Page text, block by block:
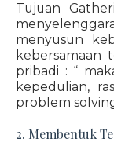
Tujuan
menyusun
kebersamaan
pribadi : “
kepedulian,
problem
2. Membentuk